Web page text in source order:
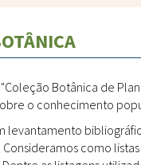
Botânica de
o conhecimento
levantamento
Consideramos como